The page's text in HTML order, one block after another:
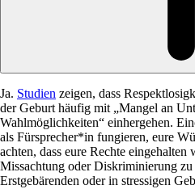
Ja. Studien zeigen, dass
der Geburt häufig mit „Mangel an
Wahlmöglichkeiten“ einhergehen.
als Fürsprecher*in fungieren, eure
achten, dass eure Rechte
Missachtung oder Diskriminierung
Erstgebärenden oder in stressigen